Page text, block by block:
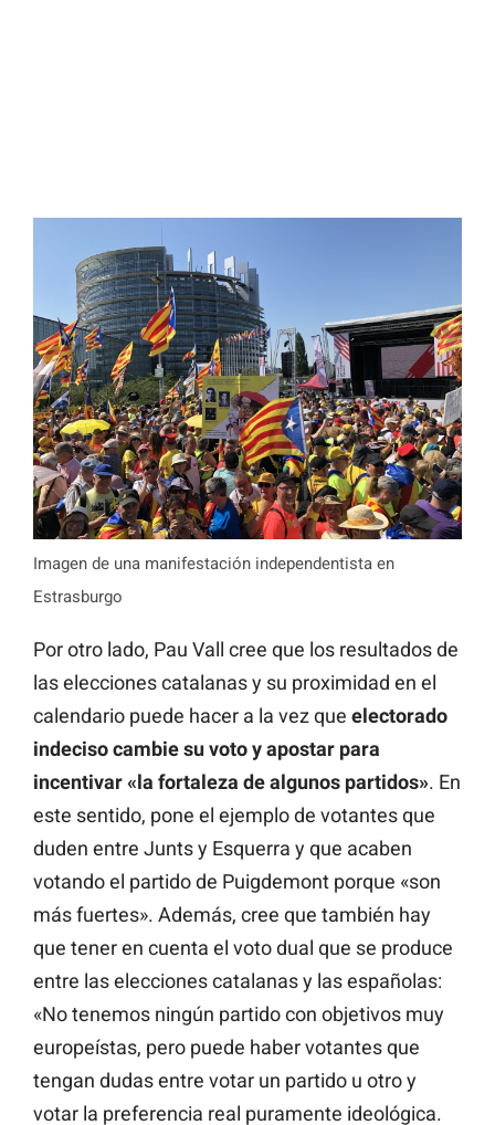
Imagen de una manifestación independentista en
Estrasburgo
Por otro lado, Pau Vall cree que los resultados de
las elecciones catalanas y su proximidad en el
calendario puede hacer a la vez que electorado
indeciso cambie su voto y apostar para
incentivar «la fortaleza de algunos partidos». En
este sentido, pone el ejemplo de votantes que
duden entre Junts y Esquerra y que acaben
votando el partido de Puigdemont porque «son
más fuertes». Además, cree que también hay
que tener en cuenta el voto dual que se produce
entre las elecciones catalanas y las españolas:
«No tenemos ningún partido con objetivos muy
europeístas, pero puede haber votantes que
tengan dudas entre votar un partido u otro y
votar la preferencia real puramente ideológica.